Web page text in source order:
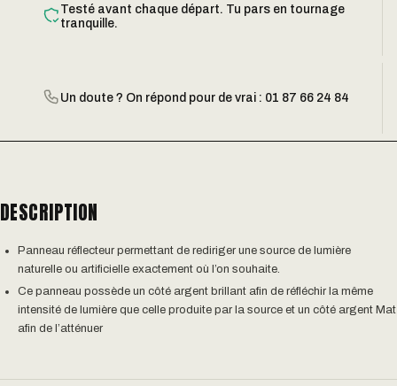
Testé avant chaque départ. Tu pars en tournage
tranquille.
Un doute ? On répond pour de vrai : 01 87 66 24 84
DESCRIPTION
Panneau réflecteur permettant de rediriger une source de lumière
naturelle ou artificielle exactement où l’on souhaite.
Ce panneau possède un côté argent brillant afin de réfléchir la même
intensité de lumière que celle produite par la source et un côté argent Mat
afin de l’atténuer